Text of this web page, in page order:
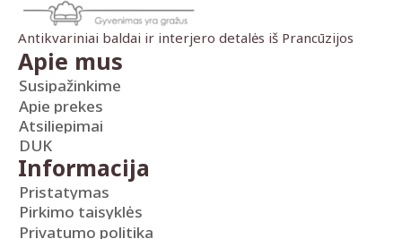
Antikvariniai baldai ir interjero detalės iš Prancūzijos
Apie mus
Susipažinkime
Apie prekes
Atsiliepimai
DUK
Informacija
Pristatymas
Pirkimo taisyklės
Privatumo politika